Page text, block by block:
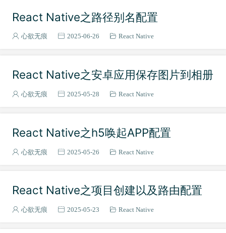
Egg
Git
Less 1
MySQL
React Native之路径别名配置
心欲无痕 2025-06-26 React Native
React Native之安卓应用保存图片到相册
心欲无痕 2025-05-28 React Native
React Native之h5唤起APP配置
心欲无痕 2025-05-26 React Native
React Native之项目创建以及路由配置
心欲无痕 2025-05-23 React Native